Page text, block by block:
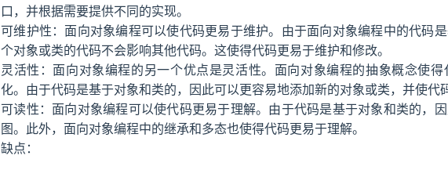
口，并根据需要提供不同的实现。
可维护性：面向对象编程可以使代码更易于维护。由于面向对象编程中的代码
个对象或类的代码不会影响其他代码。这使得代码更易于维护和修改。
灵活性：面向对象编程的另一个优点是灵活性。面向对象编程的抽象概念使
化。由于代码是基于对象和类的，因此可以更容易地添加新的对象或类，并使代
可读性：面向对象编程可以使代码更易于理解。由于代码是基于对象和类的，
图。此外，面向对象编程中的继承和多态也使得代码更易于理解。
缺点：